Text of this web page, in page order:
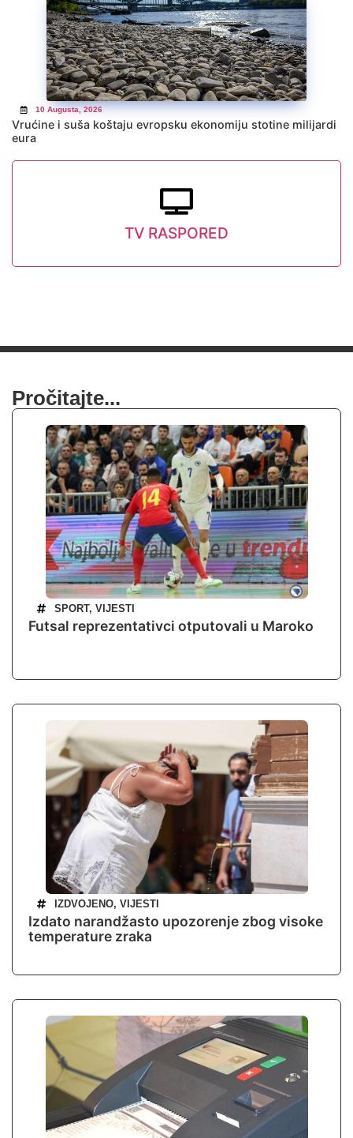
10 Augusta, 2026
Vrućine i suša koštaju evropsku ekonomiju stotine milijardi
eura
TV RASPORED
Pročitajte...
SPORT, VIJESTI
Futsal reprezentativci otputovali u Maroko
IZDVOJENO, VIJESTI
Izdato narandžasto upozorenje zbog visoke
temperature zraka